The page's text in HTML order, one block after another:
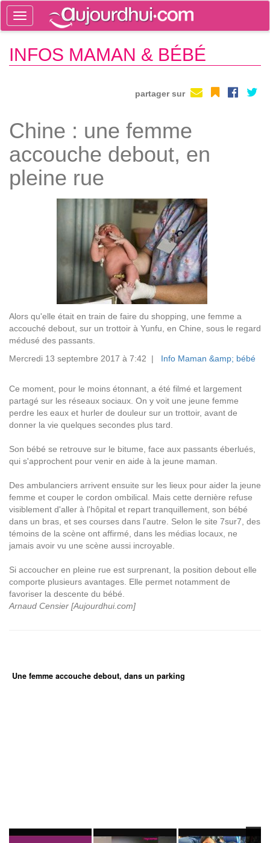
Toggle
navigation
INFOS MAMAN & BÉBÉ
partager sur
Chine : une femme
accouche debout, en
pleine rue
Alors qu'elle était en train de faire du shopping, une femme a
accouché debout, sur un trottoir à Yunfu, en Chine, sous le regard
médusé des passants.
Mercredi 13 septembre 2017 à 7:42 | Info Maman &amp; bébé
Ce moment, pour le moins étonnant, a été filmé et largement
partagé sur les réseaux sociaux. On y voit une jeune femme
perdre les eaux et hurler de douleur sur un trottoir, avant de
donner la vie quelques secondes plus tard.
Son bébé se retrouve sur le bitume, face aux passants éberlués,
qui s'approchent pour venir en aide à la jeune maman.
Des ambulanciers arrivent ensuite sur les lieux pour aider la jeune
femme et couper le cordon ombilical. Mais cette dernière refuse
visiblement d'aller à l'hôpital et repart tranquillement, son bébé
dans un bras, et ses courses dans l'autre. Selon le site 7sur7, des
témoins de la scène ont affirmé, dans les médias locaux, ne
jamais avoir vu une scène aussi incroyable.
Si accoucher en pleine rue est surprenant, la position debout elle
comporte plusieurs avantages. Elle permet notamment de
favoriser la descente du bébé.
Arnaud Censier [Aujourdhui.com]
Une femme accouche debout, dans un parking